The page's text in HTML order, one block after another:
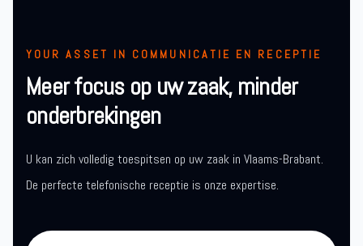
YOUR ASSET IN COMMUNICATIE EN RECEPTIE
Meer focus op uw zaak, minder
onderbrekingen
U kan zich volledig toespitsen op uw zaak in Vlaams-Brabant.
De perfecte telefonische receptie is onze expertise.